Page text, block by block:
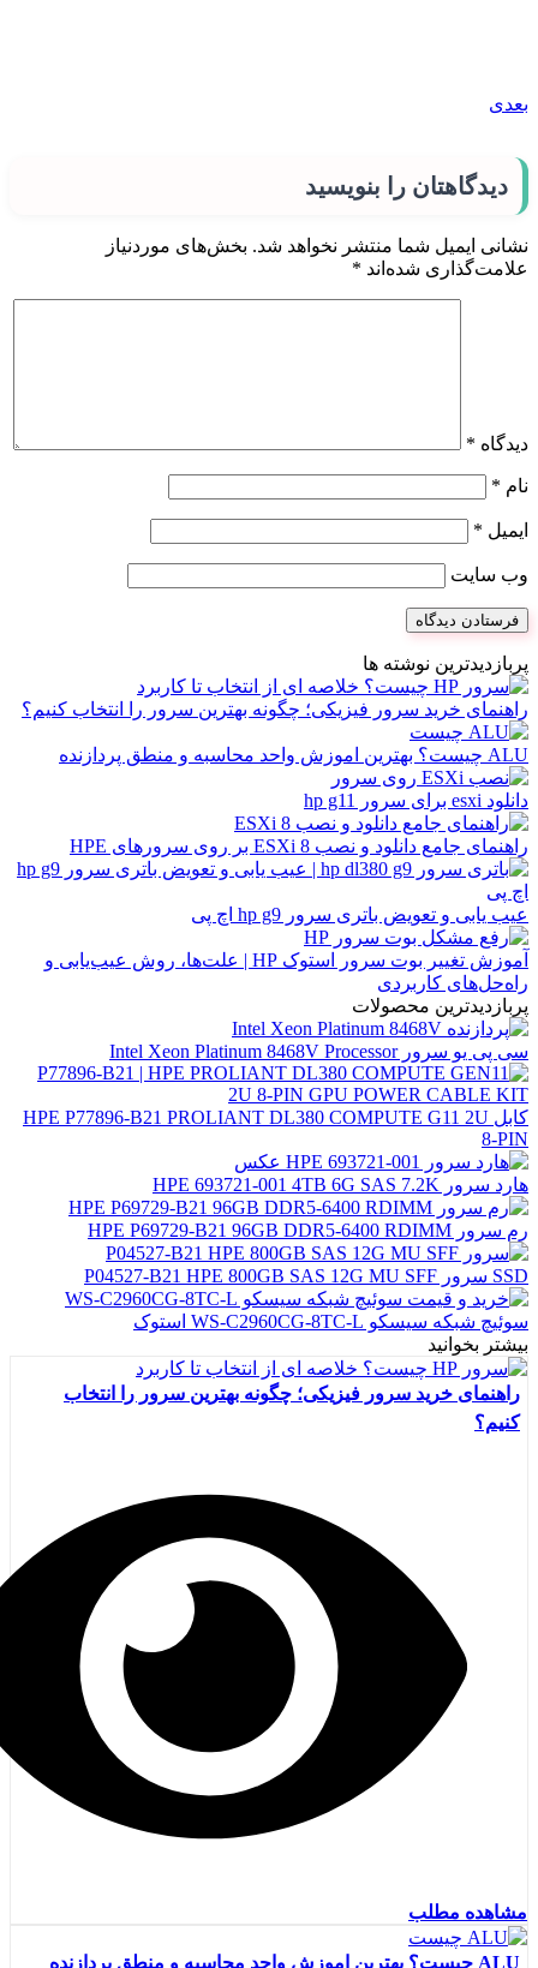
بعدی
دیدگاهتان را بنویسید
نشانی ایمیل شما منتشر نخواهد شد. بخش‌های موردنیاز
علامت‌گذاری شده‌اند *
دیدگاه *
نام *
ایمیل *
وب‌ سایت
پربازدیدترین نوشته ها
راهنمای خرید سرور فیزیکی؛ چگونه بهترین سرور را انتخاب کنیم؟
ALU چیست؟ بهترین اموزش واحد محاسبه و منطق پردازنده
دانلود esxi برای سرور hp g11
راهنمای جامع دانلود و نصب ESXi 8 بر روی سرورهای HPE
عیب یابی و تعویض باتری سرور hp g9 اچ پی
آموزش تغییر بوت سرور استوک HP | علت‌ها، روش عیب‌یابی و
راه‌حل‌های کاربردی
پربازدیدترین محصولات
سی پی یو سرور Intel Xeon Platinum 8468V Processor
کابل HPE P77896-B21 PROLIANT DL380 COMPUTE G11 2U
8-PIN
هارد سرور HPE 693721-001 4TB 6G SAS 7.2K
رم سرور HPE P69729-B21 96GB DDR5-6400 RDIMM
SSD سرور P04527-B21 HPE 800GB SAS 12G MU SFF
سوئیچ شبکه سیسکو WS-C2960CG-8TC-L استوک
بیشتر بخوانید
راهنمای خرید سرور فیزیکی؛ چگونه بهترین سرور را انتخاب
کنیم؟
مشاهده مطلب
ALU چیست؟ بهترین اموزش واحد محاسبه و منطق پردازنده